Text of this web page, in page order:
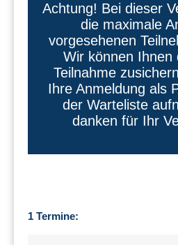
Achtung! Bei dieser
die maximale
vorgesehenen
Wir können Ihnen
Teilnahme
Ihre Anmeldung als
der Warteliste
danken für Ihr
1 Termine: